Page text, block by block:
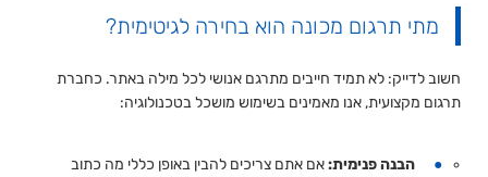
מתי תרגום מכונה הוא בחירה לגיטימית?
חשוב לדייק: לא תמיד חייבים מתרגם אנושי לכל מילה באתר. כחברת
תרגום מקצועית, אנו מאמינים בשימוש מושכל בטכנולוגיה:
הבנה פנימית:אם אתם צריכים להבין באופן כללי מה כתוב